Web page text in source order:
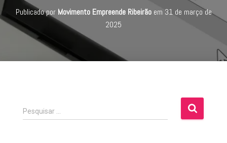
V
Ã
Publicado por Movimento Empreende Ribeirãoem 31 de março de
2025
P
e
Pesquisar …